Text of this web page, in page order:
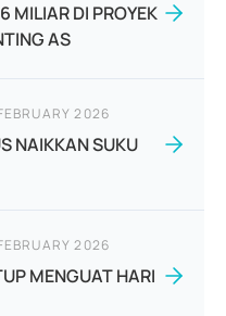
MILIAR DI PROYEK
AS
2026
NAIKKAN SUKU
2026
MENGUAT HARI